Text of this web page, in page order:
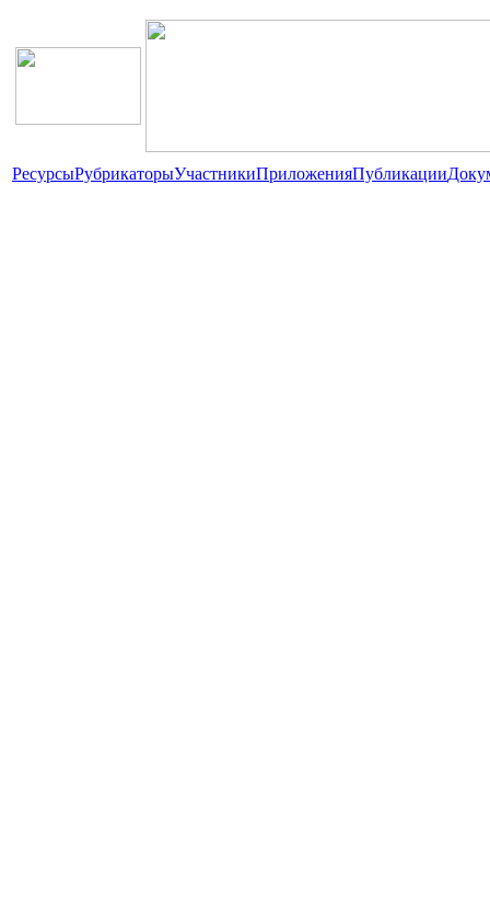
РесурсыРубрикаторыУчастникиПриложенияПубликации